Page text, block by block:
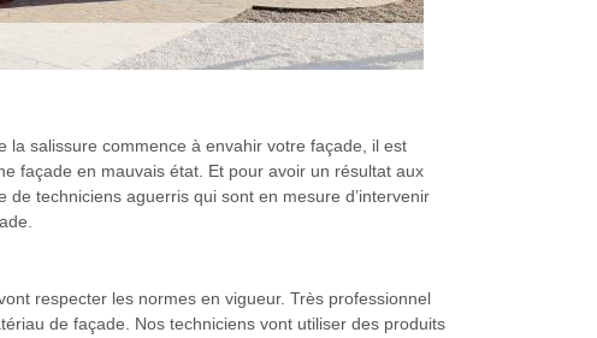
salissure commence à envahir votre façade, il est
façade en mauvais état. Et pour avoir un résultat aux
techniciens aguerris qui sont en mesure d’intervenir
respecter les normes en vigueur. Très professionnel
de façade. Nos techniciens vont utiliser des produits